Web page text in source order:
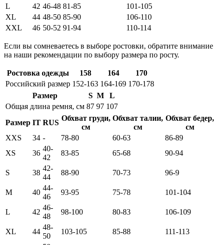
L
42 46-48 81-85
101-105
XL
44 48-50 85-90
106-110
XXL
46 50-52 91-94 110-114
Если вы сомневаетесь в выборе ростовки, обратите внимание
на наши рекомендации по выбору размера по росту.
Ростовка одежды 158 164
170
Российский размер 152-163 164-169 170-178
Размер
S M
L
Общая длина ремня, см 87 97 107
Размер IT RUS
Обхват груди,
см
Обхват талии,
см
Обхват бедер,
см
XXS
34 - 78-80 60-63
86-89
XS
36
40-
42
83-85 65-68 90-94
S 38
42-
44
88-90 70-73 96-9
M 40
44-
46
93-95 75-78 101-104
L 42
46-
48
98-100 80-83 106-109
XL 44
48-
50
103-105 85-88 111-113